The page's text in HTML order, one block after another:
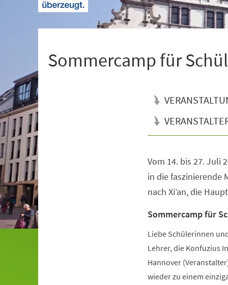
Sommercamp für
Vom 14. bis 27. Juli
in die faszinierende
nach Xi’an, die
Sommercamp für
Liebe Schülerinnen
Lehrer, die Konfuzius
Hannover
wieder zu einem